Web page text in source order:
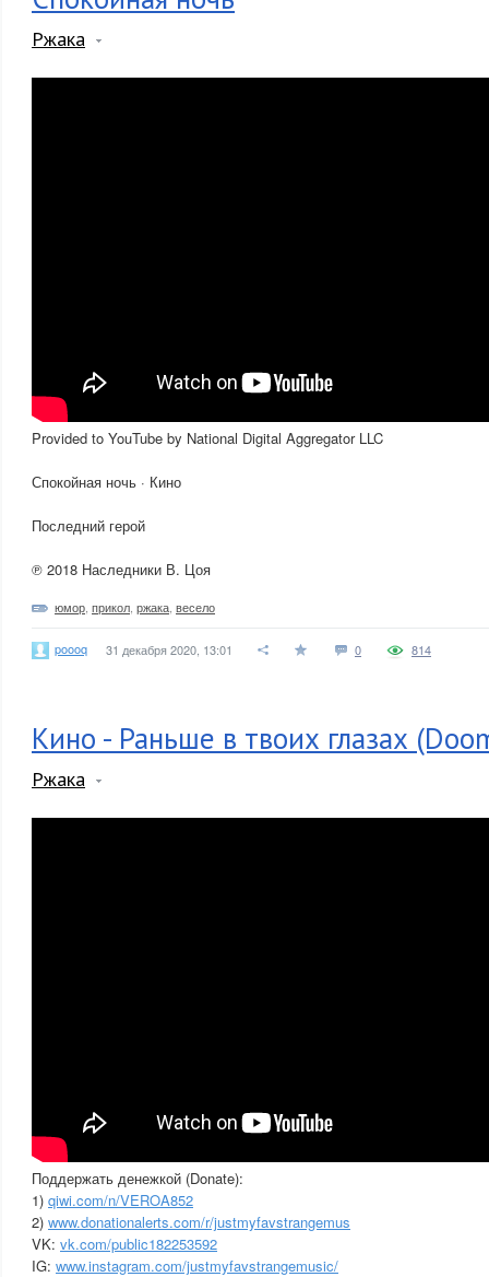
Ржака
Provided to YouTube by National Digital Aggregator LLC
Спокойная ночь · Кино
Последний герой
℗ 2018 Наследники В. Цоя
юмор прикол ржака весело
poooq 31 декабря 2020, 13:01 0 814
Кино - Раньше в твоих глазах
Ржака
Поддержать денежкой (Donate):
1) qiwi.com/n/VEROA852
2) www.donationalerts.com/r/justmyfavstrangemus
VK: vk.com/public182253592
IG: www.instagram.com/justmyfavstrangemusic/